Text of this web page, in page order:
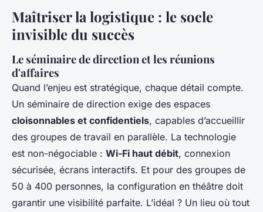
Maîtriser la logistique : le socle
invisible du succès
Le séminaire de direction et les réunions
d'affaires
Quand l’enjeu est stratégique, chaque détail compte.
Un séminaire de direction exige des espaces
cloisonnables et confidentiels, capables d’accueillir
des groupes de travail en parallèle. La technologie
est non-négociable : Wi-Fi haut débit, connexion
sécurisée, écrans interactifs. Et pour des groupes de
50 à 400 personnes, la configuration en théâtre doit
garantir une visibilité parfaite. L’idéal ? Un lieu où tout